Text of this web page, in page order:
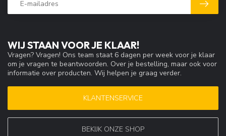
WIJ STAAN VOOR JE KLAAR!
Vragen? Vragen! Ons team staat 6 dagen per week voor je klaar
om je vragen te beantwoorden. Over je bestelling, maar ook voor
informatie over producten. Wij helpen je graag verder.
KLANTENSERVICE
BEKIJK ONZE SHOP